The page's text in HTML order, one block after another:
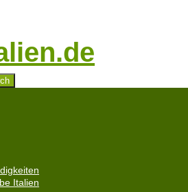
Italien